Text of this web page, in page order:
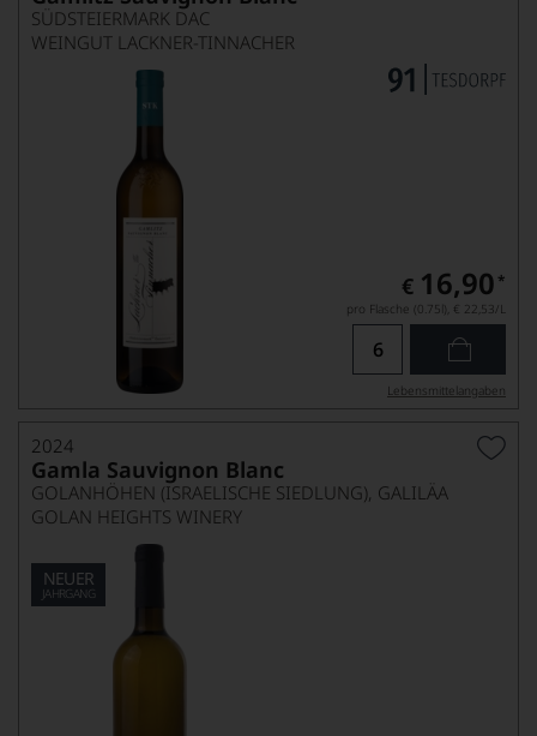
SÜDSTEIERMARK DAC
WEINGUT LACKNER-TINNACHER
€ 16,90 *
pro Flasche (0.75l), € 22,53/L
Lebensmittel­angaben
2024
Gamla Sauvignon Blanc
GOLANHÖHEN (ISRAELISCHE SIEDLUNG), GALILÄA
GOLAN HEIGHTS WINERY
NEUER
JAHRGANG